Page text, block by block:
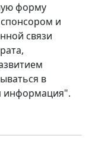
форму
и
связи
в
информация".